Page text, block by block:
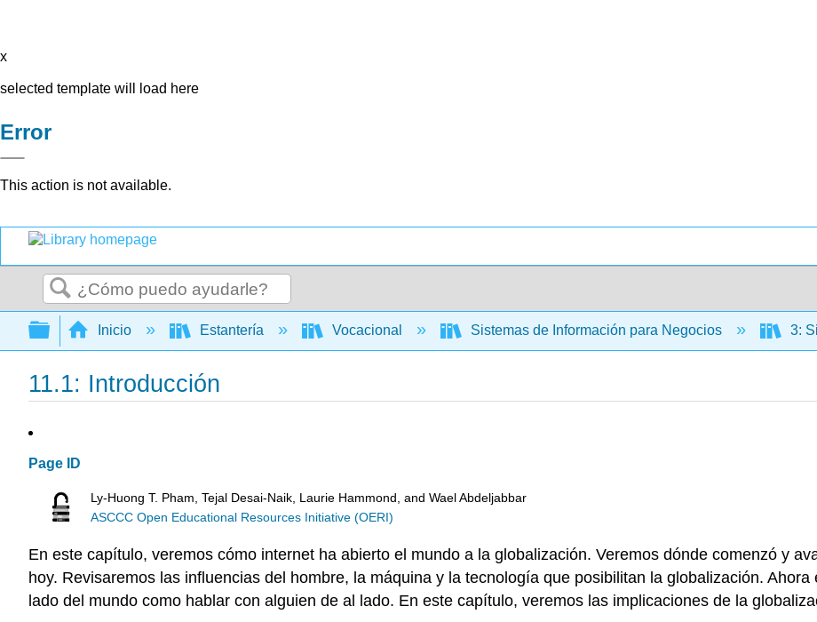
x
selected template will load here
Error
This action is not available.
Buscar
Expandir/contraer jerarquía global
Inicio Estantería Vocacional Sistemas de Información para Negocios 3:
11.1: Introducción
Page ID
Ly-Huong T. Pham, Tejal Desai-Naik, Laurie Hammond, and Wael Abdeljabbar
ASCCC Open Educational Resources Initiative (OERI)
En este capítulo, veremos cómo internet ha abierto el mundo a la globalización. Veremos dónde comenzó y
hoy. Revisaremos las influencias del hombre, la máquina y la tecnología que posibilitan la globalización.
lado del mundo como hablar con alguien de al lado. En este capítulo, veremos las implicaciones de la